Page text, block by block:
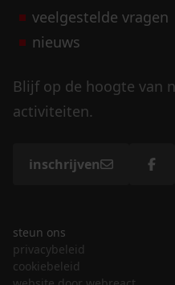
veelgestelde vragen
nieuws
Blijf op de hoogte van
activiteiten.
inschrijven
steun ons
privacybeleid
cookiebeleid